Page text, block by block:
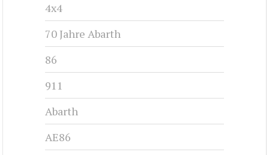
4x4
70 Jahre Abarth
86
911
Abarth
AE86